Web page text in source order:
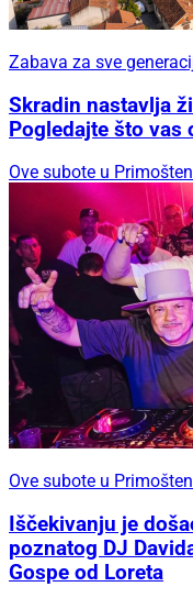
Zabava za sve
Skradin nastavlja
Pogledajte što vas
Ove subote u
Ove subote u
Iščekivanju je
poznatog DJ
Gospe od Loreta